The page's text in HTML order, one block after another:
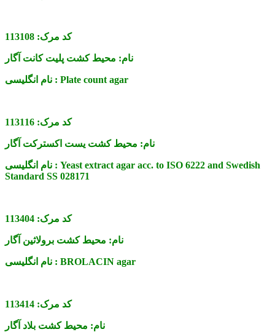
کد مرک: 113108
نام: محیط کشت پلیت کانت آگار
نام انگلیسی : Plate count agar
کد مرک: 113116
نام: محیط کشت یست اکسترکت آگار
نام انگلیسی : Yeast extract agar acc. to ISO 6222 and Swedish
Standard SS 028171
کد مرک: 113404
نام: محیط کشت برولاثین آگار
نام انگلیسی : BROLACIN agar
کد مرک: 113414
نام: محیط کشت بلاد آگار